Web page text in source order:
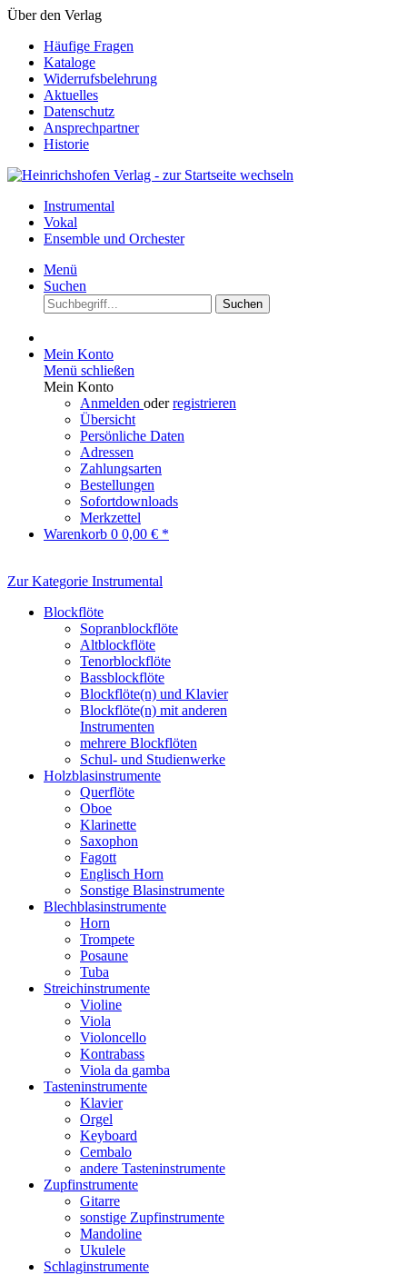
Über den Verlag
Häufige Fragen
Kataloge
Widerrufsbelehrung
Aktuelles
Datenschutz
Ansprechpartner
Historie
Instrumental
Vokal
Ensemble und Orchester
Menü
Suchen
Suchen
Mein Konto
Menü schließen
Mein Konto
Anmelden oderregistrieren
Übersicht
Persönliche Daten
Adressen
Zahlungsarten
Bestellungen
Sofortdownloads
Merkzettel
Warenkorb 0 0,00 € *
Zur Kategorie Instrumental
Blockflöte
Sopranblockflöte
Altblockflöte
Tenorblockflöte
Bassblockflöte
Blockflöte(n) und Klavier
Blockflöte(n) mit anderen
Instrumenten
mehrere Blockflöten
Schul- und Studienwerke
Holzblasinstrumente
Querflöte
Oboe
Klarinette
Saxophon
Fagott
Englisch Horn
Sonstige Blasinstrumente
Blechblasinstrumente
Horn
Trompete
Posaune
Tuba
Streichinstrumente
Violine
Viola
Violoncello
Kontrabass
Viola da gamba
Tasteninstrumente
Klavier
Orgel
Keyboard
Cembalo
andere Tasteninstrumente
Zupfinstrumente
Gitarre
sonstige Zupfinstrumente
Mandoline
Ukulele
Schlaginstrumente